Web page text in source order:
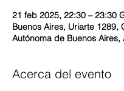
21 feb 2025, 22:30 – 23:30
Buenos Aires, Uriarte 1289,
Autónoma de Buenos Aires,
Acerca del evento